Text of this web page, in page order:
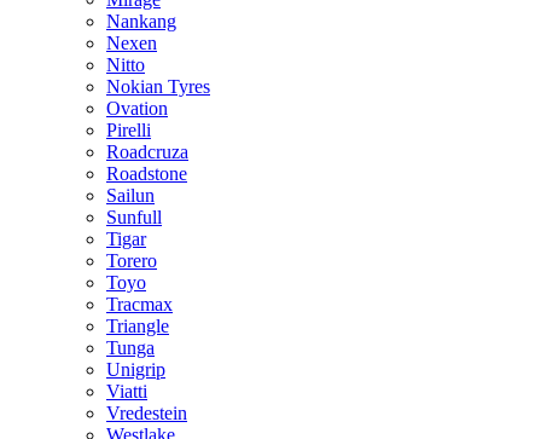
Nankang
Nexen
Nitto
Nokian Tyres
Ovation
Pirelli
Roadcruza
Roadstone
Sailun
Sunfull
Tigar
Torero
Toyo
Tracmax
Triangle
Tunga
Unigrip
Viatti
Vredestein
Westlake